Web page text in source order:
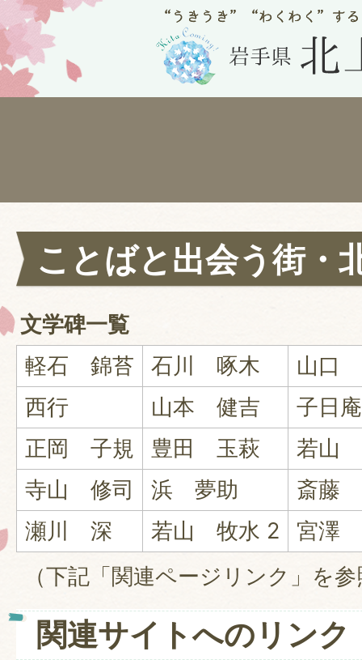
ことばと出会う街・
文学碑一覧
軽石 錦苔
石川 啄木
山口
西行
山本 健吉
子日
正岡 子規
豊田 玉萩
若山
寺山 修司
浜 夢助
斎藤
瀬川 深
若山 牧水 2
宮澤
（下記「関連ページリンク」を
関連サイトへのリンク